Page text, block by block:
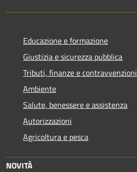
Educazione e formazione
Giustizia e sicurezza pubblica
Tributi, finanze e contravvenzioni
Ambiente
Salute, benessere e assistenza
Autorizzazioni
Agricoltura e pesca
NOVITÀ